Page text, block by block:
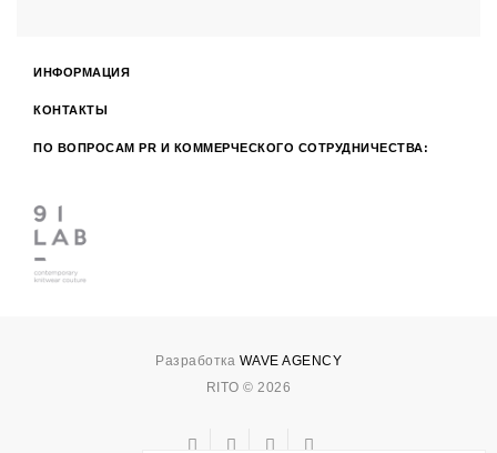
ИНФОРМАЦИЯ
КОНТАКТЫ
ПО ВОПРОСАМ PR И КОММЕРЧЕСКОГО СОТРУДНИЧЕСТВА:
Разработка WAVE AGENCY
RITO © 2026